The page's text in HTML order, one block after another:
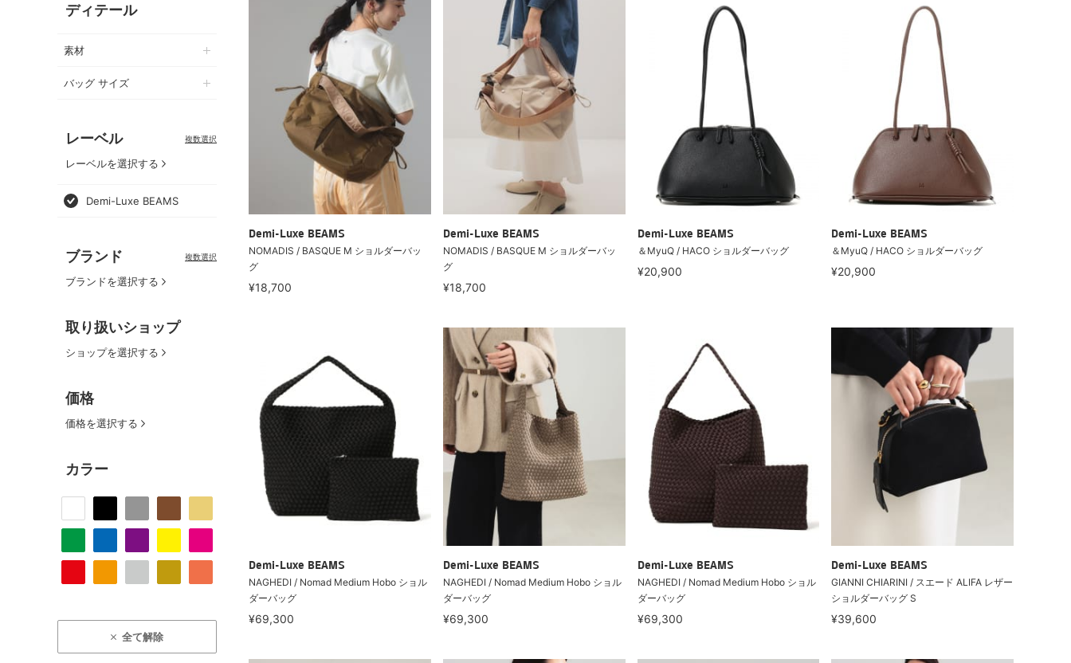
ディテール
素材
バッグ サイズ
レーベル 複数選択
レーベルを選択する
Demi-Luxe BEAMS
ブランド 複数選択
ブランドを選択する
取り扱いショップ
ショップを選択する
価格
価格を選択する
カラー
全て解除
Demi-Luxe BEAMS
NOMADIS / BASQUE M ショルダーバッ
グ
¥18,700
Demi-Luxe BEAMS
NOMADIS / BASQUE M ショルダーバッ
グ
¥18,700
Demi-Luxe BEAMS
＆MyuQ / HACO ショルダーバッグ
¥20,900
Demi-Luxe BEAMS
＆MyuQ / HACO ショルダーバッグ
¥20,900
Demi-Luxe BEAMS
NAGHEDI / Nomad Medium Hobo ショル
ダーバッグ
¥69,300
Demi-Luxe BEAMS
NAGHEDI / Nomad Medium Hobo ショル
ダーバッグ
¥69,300
Demi-Luxe BEAMS
NAGHEDI / Nomad Medium Hobo ショル
ダーバッグ
¥69,300
Demi-Luxe BEAMS
GIANNI CHIARINI / スエード ALIFA レザー
ショルダーバッグ S
¥39,600